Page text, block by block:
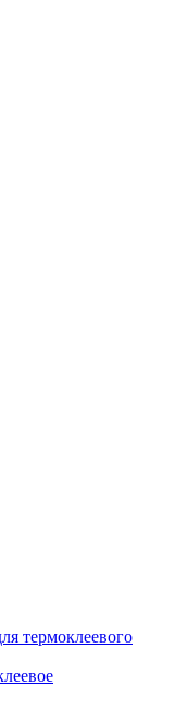
термоклеевого